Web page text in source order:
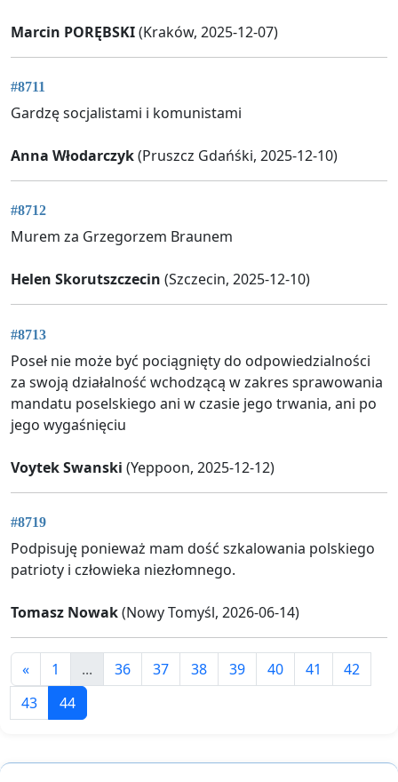
Marcin PORĘBSKI(Kraków, 2025-12-07)
#8711
Gardzę socjalistami i komunistami
Anna Włodarczyk(Pruszcz Gdańśki, 2025-12-10)
#8712
Murem za Grzegorzem Braunem
Helen Skorutszczecin (Szczecin, 2025-12-10)
#8713
Poseł nie może być pociągnięty do odpowiedzialności
za swoją działalność wchodzącą w zakres sprawowania
mandatu poselskiego ani w czasie jego trwania, ani po
jego wygaśnięciu
Voytek Swanski (Yeppoon, 2025-12-12)
#8719
Podpisuję ponieważ mam dość szkalowania polskiego
patrioty i człowieka niezłomnego.
Tomasz Nowak(Nowy Tomyśl, 2026-06-14)
« 1 ... 36 37 38 39 40 41
42
43
44